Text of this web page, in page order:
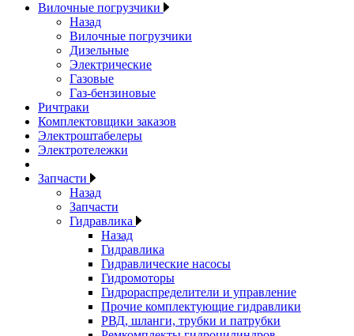
Вилочные погрузчики
Назад
Вилочные погрузчики
Дизельные
Электрические
Газовые
Газ-бензиновые
Ричтраки
Комплектовщики заказов
Электроштабелеры
Электротележки
Запчасти
Назад
Запчасти
Гидравлика
Назад
Гидравлика
Гидравлические насосы
Гидромоторы
Гидрораспределители и управление
Прочие комплектующие гидравлики
РВД, шланги, трубки и патрубки